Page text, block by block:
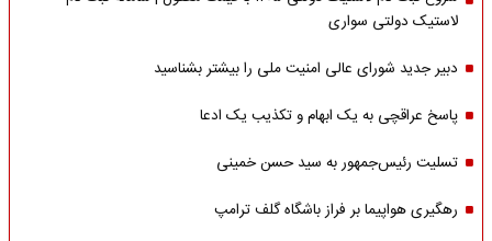
لاستیک دولتی سواری
دبیر جدید شورای عالی امنیت ملی را بیشتر بشناسید
پاسخ عراقچی به یک ابهام و تکذیب یک ادعا
تسلیت رئیس‌جمهور به سید حسن خمینی
رهگیری هواپیما بر فراز باشگاه گلف ترامپ